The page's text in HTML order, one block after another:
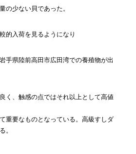
の少ない貝であった。
的入荷を見るようになり
手県陸前高田市広田湾での養殖物が出
く、触感の点ではそれ以上として高値
重要なものとなっている。高級すしダ
。